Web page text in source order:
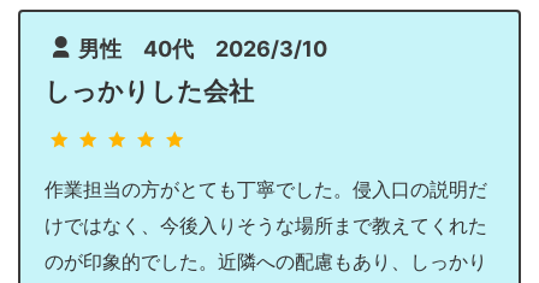
男性 40代 2026/3/10
しっかりした会社
作業担当の方がとても丁寧でした。侵入口の説明だ
けではなく、今後入りそうな場所まで教えてくれた
のが印象的でした。近隣への配慮もあり、しっかり